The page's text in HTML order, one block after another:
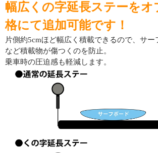
幅広くの字延長ステーをオ
格にて追加可能です！
片側約5cmほど幅広く積載できるので、サ
など積載物が傷つくのを防止。
乗車時の圧迫感も軽減します。